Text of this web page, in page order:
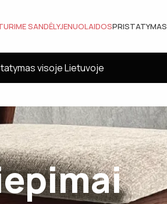
SANDĖLYJENUOLAIDOSPRISTATYMAS
visoje Lietuvoje